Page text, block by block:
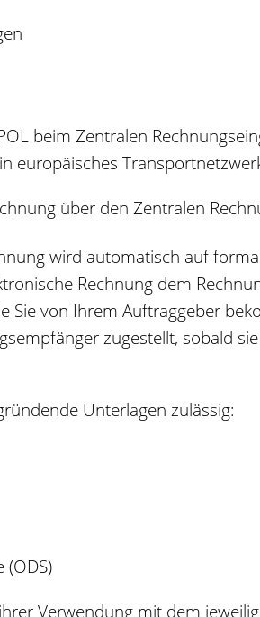
beim Zentralen
europäisches
über den Zentralen
wird automatisch auf
Rechnung dem
Sie von Ihrem Auftraggeber
zugestellt, sobald
Unterlagen zulässig:
Verwendung mit dem